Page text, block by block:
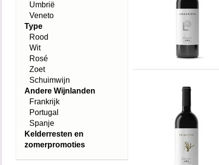
Umbrië
Veneto
Type
Rood
Wit
Rosé
Zoet
Schuimwijn
Andere Wijnlanden
Frankrijk
Portugal
Spanje
Kelderresten en
zomerpromoties